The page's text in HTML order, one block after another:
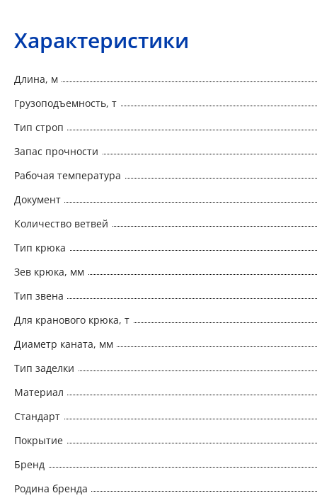
Характеристики
Длина, м
Грузоподъемность, т
Тип строп
Запас прочности
Рабочая температура
Документ
Количество ветвей
Тип крюка
Зев крюка, мм
Тип звена
Для кранового крюка, т
Диаметр каната, мм
Тип заделки
Материал
Стандарт
Покрытие
Бренд
Родина бренда